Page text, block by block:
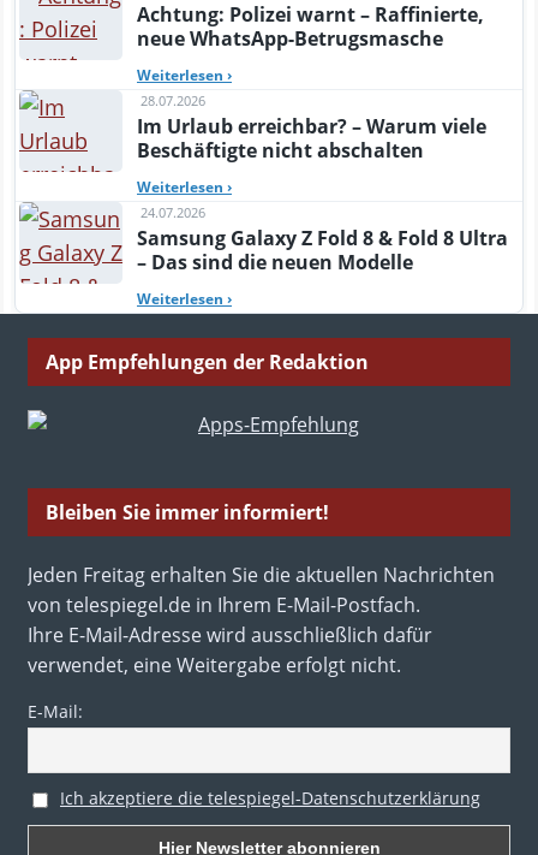
Achtung: Polizei warnt – Raffinierte,
neue WhatsApp-Betrugsmasche
Weiterlesen ›
28.07.2026
Im Urlaub erreichbar? – Warum viele
Beschäftigte nicht abschalten
Weiterlesen ›
24.07.2026
Samsung Galaxy Z Fold 8 & Fold 8 Ultra
– Das sind die neuen Modelle
Weiterlesen ›
App Empfehlungen der Redaktion
Bleiben Sie immer informiert!
Jeden Freitag erhalten Sie die aktuellen Nachrichten
von telespiegel.de in Ihrem E-Mail-Postfach.
Ihre E-Mail-Adresse wird ausschließlich dafür
verwendet, eine Weitergabe erfolgt nicht.
E-Mail:
Ich akzeptiere die telespiegel-Datenschutzerklärung